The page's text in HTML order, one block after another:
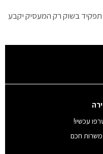
תפקיד בשוק רק המעסיק יקבע
עכשיו!
משרות חכם